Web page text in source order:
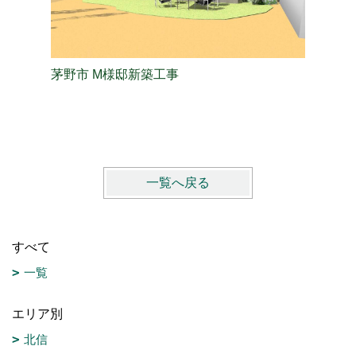
茅野市 M様邸新築工事
一覧へ戻る
すべて
一覧
エリア別
北信